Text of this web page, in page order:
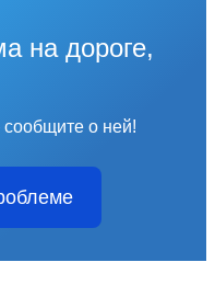
на дороге,
о ней!